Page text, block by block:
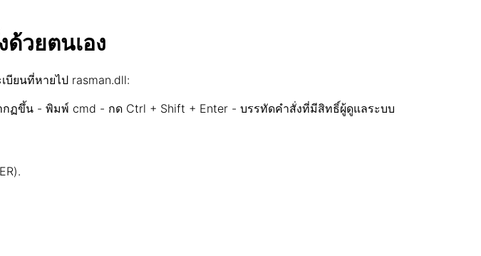
วยตนเอง
บียนที่หายไป rasman.dll:
ฏขึ้น - พิมพ์ cmd - กด Ctrl + Shift + Enter - บรรทัดคำสั่งที่มีสิทธิ์ผู้ดูแลระบบ